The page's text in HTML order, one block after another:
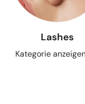
Lashes
Kategorie